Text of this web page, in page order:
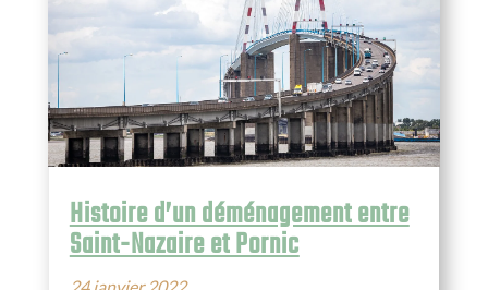
Histoire d’un déménagement entre
Saint-Nazaire et Pornic
24 janvier 2022